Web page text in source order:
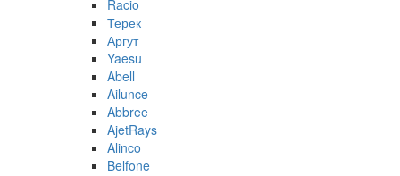
Racio
Терек
Аргут
Yaesu
Abell
Ailunce
Abbree
AjetRays
Alinco
Belfone